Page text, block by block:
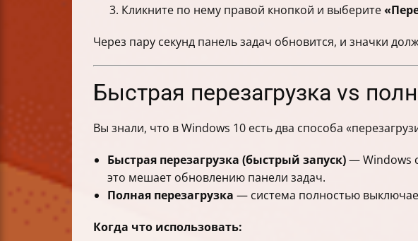
Кликните по нему правой кнопкой и выберите
Через пару секунд панель задач обновится, и значки
Быстрая перезагрузка vs
Вы знали, что в Windows 10 есть два способа
Быстрая перезагрузка (быстрый запуск)— Windows
это мешает обновлению панели задач.
Полная перезагрузка — система полностью
Когда что использовать: